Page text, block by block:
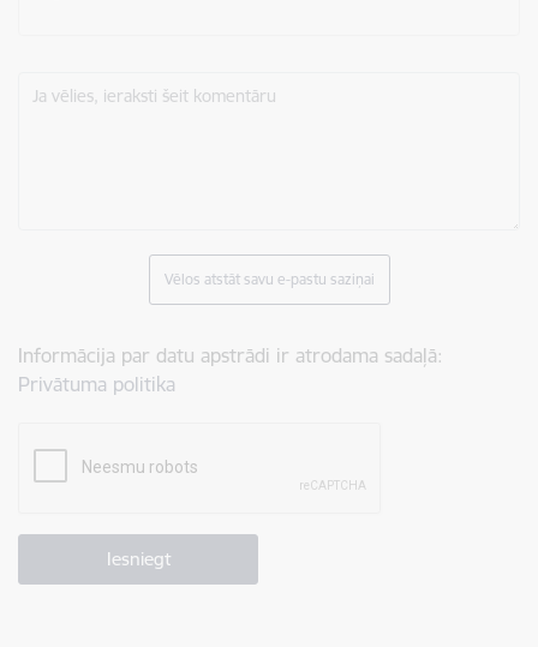
Ja vēlies, ieraksti šeit komentāru
Vēlos atstāt savu e-pastu saziņai
Informācija par datu apstrādi ir atrodama sadaļā:
Privātuma politika